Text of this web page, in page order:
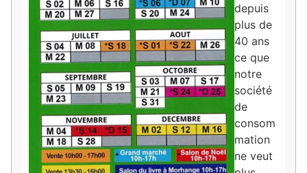
depuis
plus de
40 ans
ce que
notre
société
de
consom
mation
ne veut